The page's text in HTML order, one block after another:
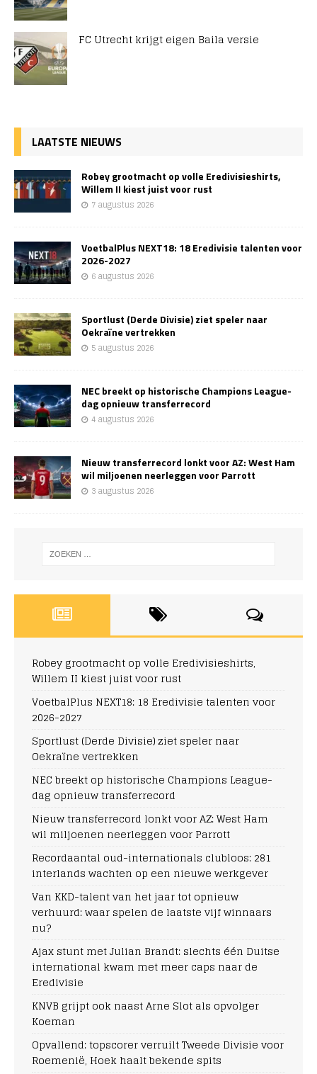
FC Utrecht krijgt eigen Baila versie
LAATSTE NIEUWS
Robey grootmacht op volle Eredivisieshirts,
Willem II kiest juist voor rust
7 augustus 2026
VoetbalPlus NEXT18: 18 Eredivisie talenten voor
2026-2027
6 augustus 2026
Sportlust (Derde Divisie) ziet speler naar
Oekraïne vertrekken
5 augustus 2026
NEC breekt op historische Champions League-
dag opnieuw transferrecord
4 augustus 2026
Nieuw transferrecord lonkt voor AZ: West Ham
wil miljoenen neerleggen voor Parrott
3 augustus 2026
Robey grootmacht op volle Eredivisieshirts,
Willem II kiest juist voor rust
VoetbalPlus NEXT18: 18 Eredivisie talenten voor
2026-2027
Sportlust (Derde Divisie) ziet speler naar
Oekraïne vertrekken
NEC breekt op historische Champions League-
dag opnieuw transferrecord
Nieuw transferrecord lonkt voor AZ: West Ham
wil miljoenen neerleggen voor Parrott
Recordaantal oud-internationals clubloos: 281
interlands wachten op een nieuwe werkgever
Van KKD-talent van het jaar tot opnieuw
verhuurd: waar spelen de laatste vijf winnaars
nu?
Ajax stunt met Julian Brandt: slechts één Duitse
international kwam met meer caps naar de
Eredivisie
KNVB grijpt ook naast Arne Slot als opvolger
Koeman
Opvallend: topscorer verruilt Tweede Divisie voor
Roemenië, Hoek haalt bekende spits